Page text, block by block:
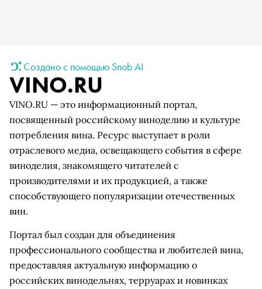
Создано с помощью Snob AI
VINO.RU
VINO.RU — это информационный портал,
посвященный российскому виноделию и культуре
потребления вина. Ресурс выступает в роли
отраслевого медиа, освещающего события в сфере
виноделия, знакомящего читателей с
производителями и их продукцией, а также
способствующего популяризации отечественных
вин.
Портал был создан для объединения
профессионального сообщества и любителей вина,
предоставляя актуальную информацию о
российских винодельнях, терруарах и новинках